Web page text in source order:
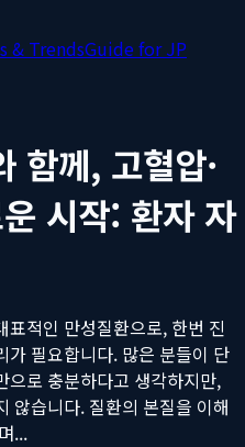
& TrendsGuide for JP
함께, 고혈압·
시작: 환자 자
적인 만성질환으로, 한번 진
가 필요합니다. 많은 분들이 단
으로 충분하다고 생각하지만,
않습니다. 질환의 본질을 이해
...